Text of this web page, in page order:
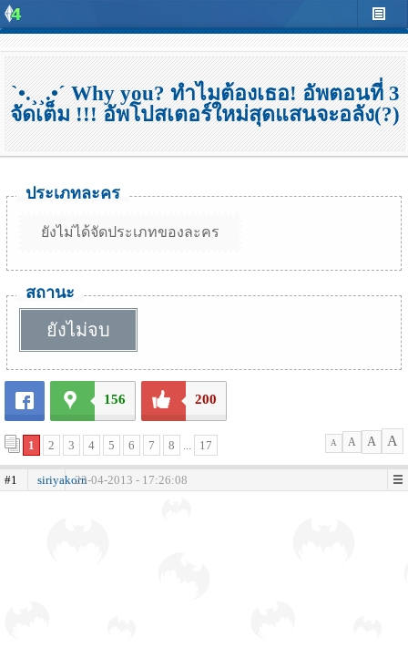
`•.¸¸.•´ Why you? ทำไมต้องเธอ! อัพตอนที่ 3
จัดเต็ม !!! อัพโปสเตอร์ใหม่สุดแสนจะอลัง(?)
ประเภทละคร
ยังไม่ได้จัดประเภทของละคร
สถานะ
ยังไม่จบ
156 200
1 2 3 4 5 6 7 8 ... 17 A A A A
#1 siriyakorn23-04-2013 - 17:26:08